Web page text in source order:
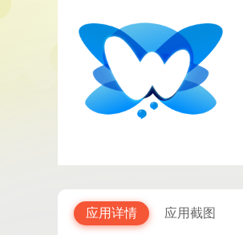
应用详情 应用截图